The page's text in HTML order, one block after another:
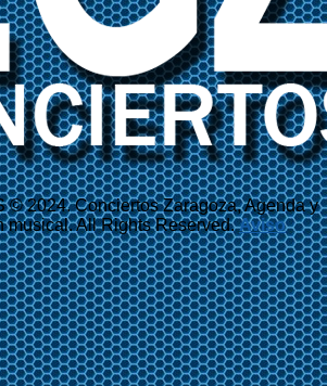
© 2024. Conciertos Zaragoza, Agenda y
musical. All Rights Reserved.Aviso